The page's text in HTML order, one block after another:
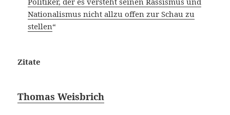
Nationalismus nicht allzu offen zur Schau zu
stellen“
Zitate
Thomas Weisbrich